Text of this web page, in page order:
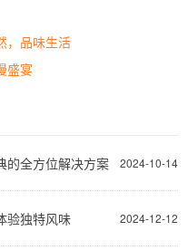
，品味生活
盛宴
2024-10-14
的全方位解决方案
2024-12-12
验独特风味